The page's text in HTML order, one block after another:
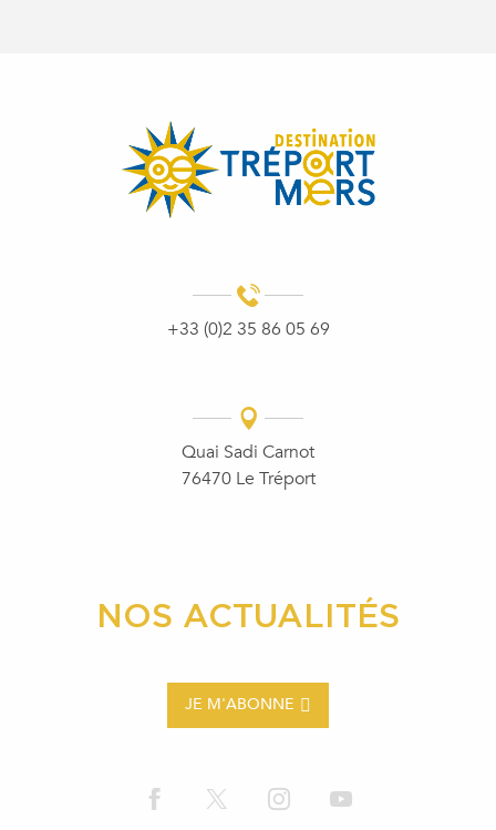
+33 (0)2 35 86 05 69
Quai Sadi Carnot
76470 Le Tréport
NOS ACTUALITÉS
JE M'ABONNE